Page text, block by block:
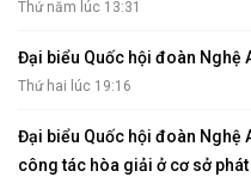
Thứ năm lúc 13:31
Đại biểu Quốc hội đoàn Nghệ
Thứ hai lúc 19:16
Đại biểu Quốc hội đoàn Nghệ
công tác hòa giải ở cơ sở